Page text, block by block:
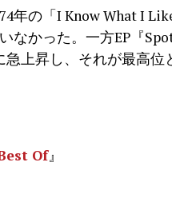
年の「I Know What I
なかった。一方EP『
急上昇し、それが最高
Of』